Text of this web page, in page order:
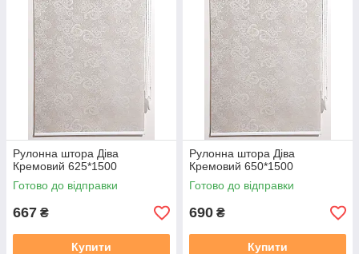
Рулонна штора Дiва
Кремовий 625*1500
Готово до відправки
667 ₴
Купити
Рулонна штора Дiва
Кремовий 650*1500
Готово до відправки
690 ₴
Купити